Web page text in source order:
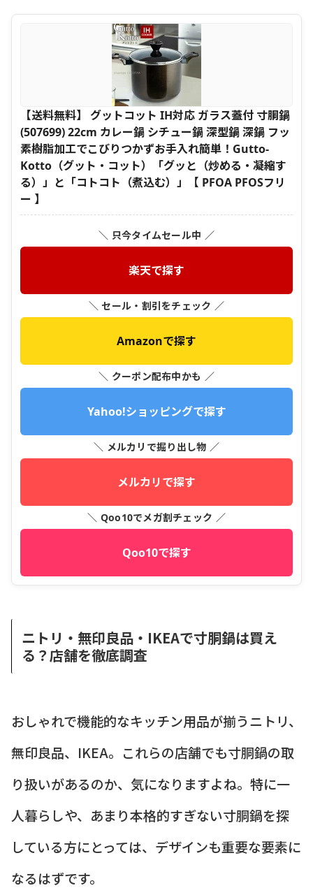
【送料無料】 グットコット IH対応 ガラス蓋付 寸胴鍋
(507699) 22cm カレー鍋 シチュー鍋 深型鍋 深鍋 フッ
素樹脂加工でこびりつかずお手入れ簡単！Gutto-
Kotto（グット・コット）「グッと（炒める・凝縮す
る）」と「コトコト（煮込む）」【 PFOA PFOSフリ
ー 】
＼ 只今タイムセール中 ／
楽天で探す
＼ セール・割引をチェック ／
Amazonで探す
＼ クーポン配布中かも ／
Yahoo!ショッピングで探す
＼ メルカリで掘り出し物 ／
メルカリで探す
＼ Qoo10でメガ割チェック ／
Qoo10で探す
ニトリ・無印良品・IKEAで寸胴鍋は買え
る？店舗を徹底調査
おしゃれで機能的なキッチン用品が揃うニトリ、
無印良品、IKEA。これらの店舗でも寸胴鍋の取
り扱いがあるのか、気になりますよね。特に一
人暮らしや、あまり本格的すぎない寸胴鍋を探
している方にとっては、デザインも重要な要素に
なるはずです。